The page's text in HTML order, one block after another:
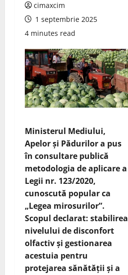
cimaxcim
1 septembrie 2025
4 minutes read
Ministerul Mediului,
Apelor și Pădurilor a pus
în consultare publică
metodologia de aplicare a
Legii nr. 123/2020,
cunoscută popular ca
„Legea mirosurilor”.
Scopul declarat: stabilirea
nivelului de disconfort
olfactiv și gestionarea
acestuia pentru
protejarea sănătății și a